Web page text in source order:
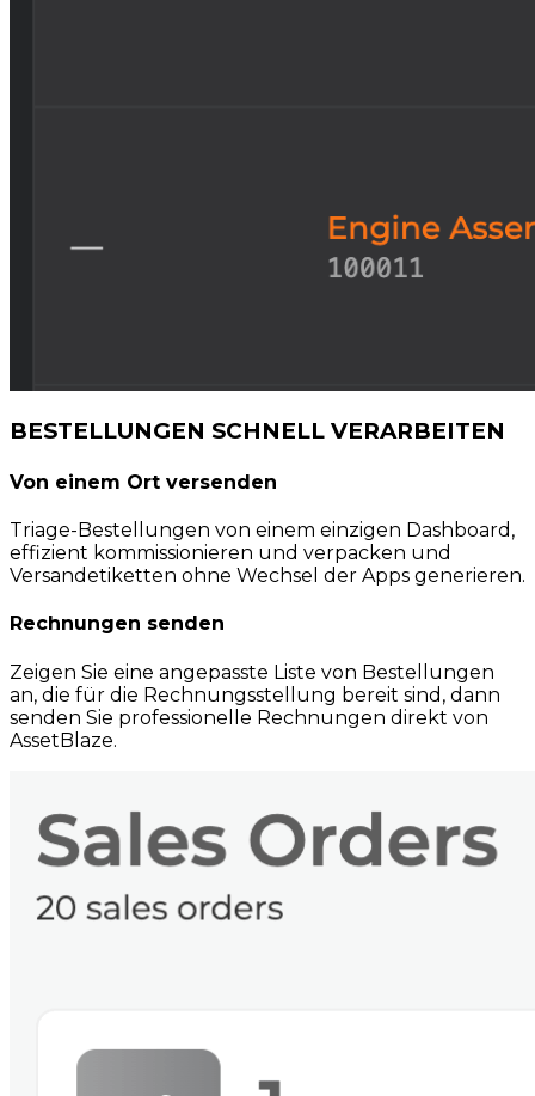
BESTELLUNGEN SCHNELL VERARBEITEN
Von einem Ort versenden
Triage-Bestellungen von einem einzigen Dashboard,
effizient kommissionieren und verpacken und
Versandetiketten ohne Wechsel der Apps generieren.
Rechnungen senden
Zeigen Sie eine angepasste Liste von Bestellungen
an, die für die Rechnungsstellung bereit sind, dann
senden Sie professionelle Rechnungen direkt von
AssetBlaze.